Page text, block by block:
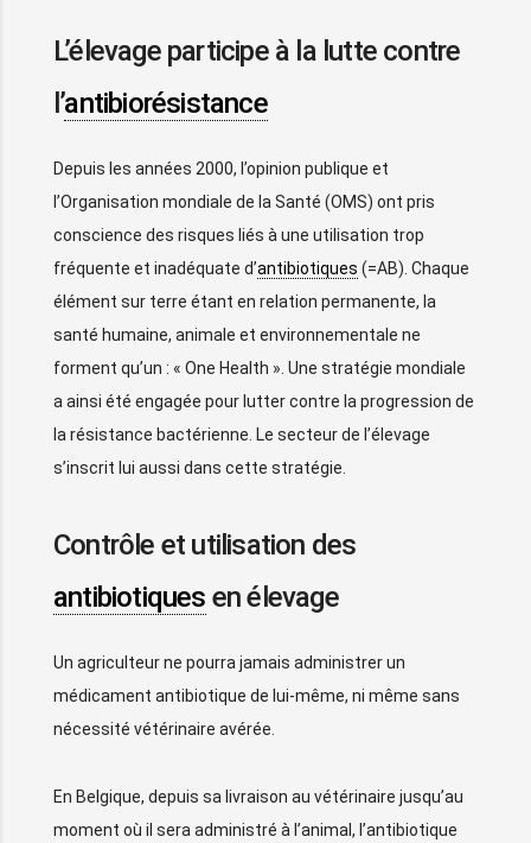
L’élevage participe à la lutte contre
l’antibiorésistance
Depuis les années 2000, l’opinion publique et
l’Organisation mondiale de la Santé (OMS) ont pris
conscience des risques liés à une utilisation trop
fréquente et inadéquate d’antibiotiques (=AB). Chaque
élément sur terre étant en relation permanente, la
santé humaine, animale et environnementale ne
forment qu’un : « One Health ». Une stratégie mondiale
a ainsi été engagée pour lutter contre la progression de
la résistance bactérienne. Le secteur de l’élevage
s’inscrit lui aussi dans cette stratégie.
Contrôle et utilisation des
antibiotiques en élevage
Un agriculteur ne pourra jamais administrer un
médicament antibiotique de lui-même, ni même sans
nécessité vétérinaire avérée.
En Belgique, depuis sa livraison au vétérinaire jusqu’au
moment où il sera administré à l’animal, l’antibiotique